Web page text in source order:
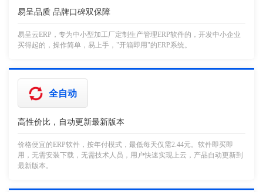
易呈品质 品牌口碑双保障
易呈云ERP，专为中小型加工厂定制生产管理ERP软件的，开发中小企业
买得起的，操作简单，易上手，"开箱即用"的ERP系统。
全自动
高性价比，自动更新最新版本
价格便宜的ERP软件，按年付模式，最低每天仅需2.44元。软件即买即
用，无需安装下载，无需技术人员，用户快速实现上云，产品自动更新到
最新版本。